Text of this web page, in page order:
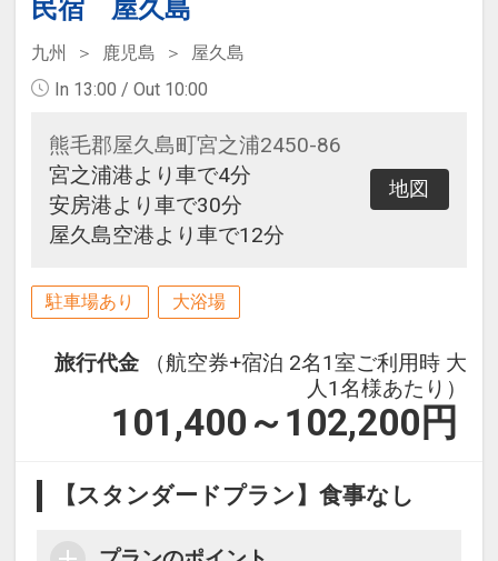
民宿 屋久島
九州 鹿児島
屋久島
In 13:00 / Out 10:00
熊毛郡屋久島町宮之浦2450-86
宮之浦港より車で4分
安房港より車で30分
屋久島空港より車で12分
地図
駐車場あり 大浴場
旅行代金
（航空券+宿泊 2名1室ご利用時 大
人1名様あたり）
101,400～102,200 円
【スタンダードプラン】食事なし